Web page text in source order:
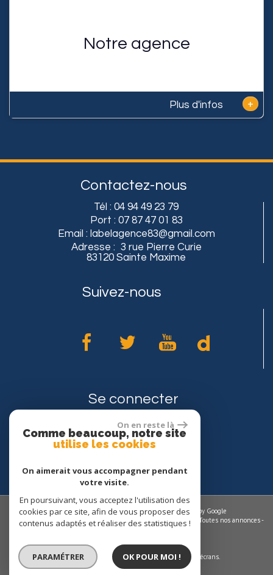
Notre agence
Plus d'infos +
Contactez-nous
Tél : 04 94 49 23 79
Port : 07 87 47 01 83
Email : labelagence83@gmail.com
Adresse : 3 rue Pierre Curie
83120 Sainte Maxime
Suivez-nous
Se connecter
Espace propriétaires
© 2026 | Tous droits réservés | Traduction powered by Google
Plan du site-Mentions légales- Nos honoraires-Liens- Admin Toutes nos annonces-
Politique RGPD
Site internet compatible multi-supports,
un seul site adaptable à tous les types d'écrans.
On en reste là
Comme beaucoup, notre site
utilise les cookies
On aimerait vous accompagner pendant
votre visite.
En poursuivant, vous acceptez l'utilisation des
cookies par ce site, afin de vous proposer des
contenus adaptés et réaliser des statistiques !
PARAMÉTRER OK POUR MOI !